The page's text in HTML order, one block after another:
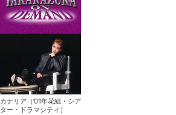
カナリア（’01年花組・シア
ター・ドラマシティ）